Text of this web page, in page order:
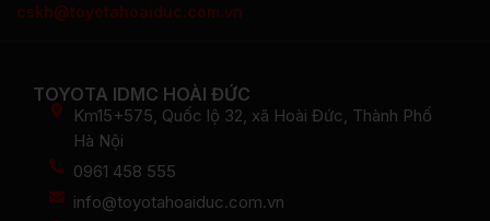
cskh@toyotahoaiduc.com.vn
TOYOTA IDMC HOÀI ĐỨC
Km15+575, Quốc lộ 32, xã Hoài Đức, Thành Phố
Hà Nội
0961 458 555
info@toyotahoaiduc.com.vn